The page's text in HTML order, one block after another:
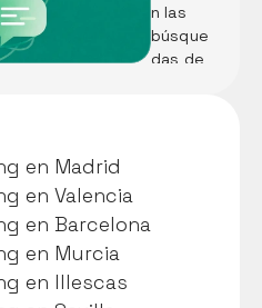
Pescad
ería A.
Martín
n las
búsque
das de
en Madrid
en Madrid
en Valencia
en Valencia
en Barcelona
en Barcelona
en Murcia
en Murcia
en Illescas